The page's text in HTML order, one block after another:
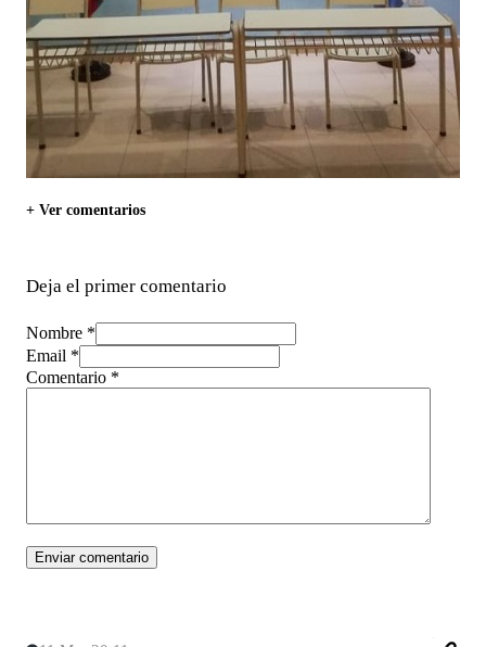
+ Ver comentarios
Deja el primer comentario
Nombre *
Email *
Comentario *